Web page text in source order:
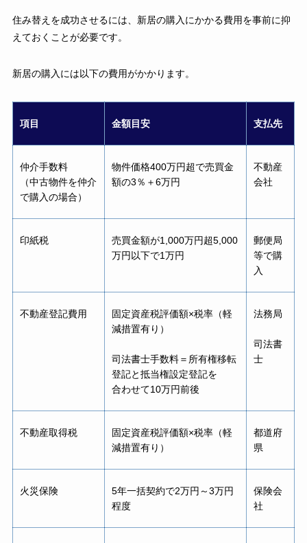
住み替えを成功させるには、新居の購入にかかる費用を事前に抑
えておくことが必要です。
新居の購入には以下の費用がかかります。
項目 金額目安 支払先
仲介手数料
（中古物件を仲介
で購入の場合）
物件価格400万円超で売買金
額の3％＋6万円
不動産
会社
印紙税
売買金額が1,000万円超5,000
万円以下で1万円
郵便局
等で購
入
不動産登記費用
固定資産税評価額×税率（軽
減措置有り）
司法書士手数料＝所有権移転
登記と抵当権設定登記を
合わせて10万円前後
法務局
司法書
士
不動産取得税
固定資産税評価額×税率（軽
減措置有り）
都道府
県
火災保険
5年一括契約で2万円～3万円
程度
保険会
社